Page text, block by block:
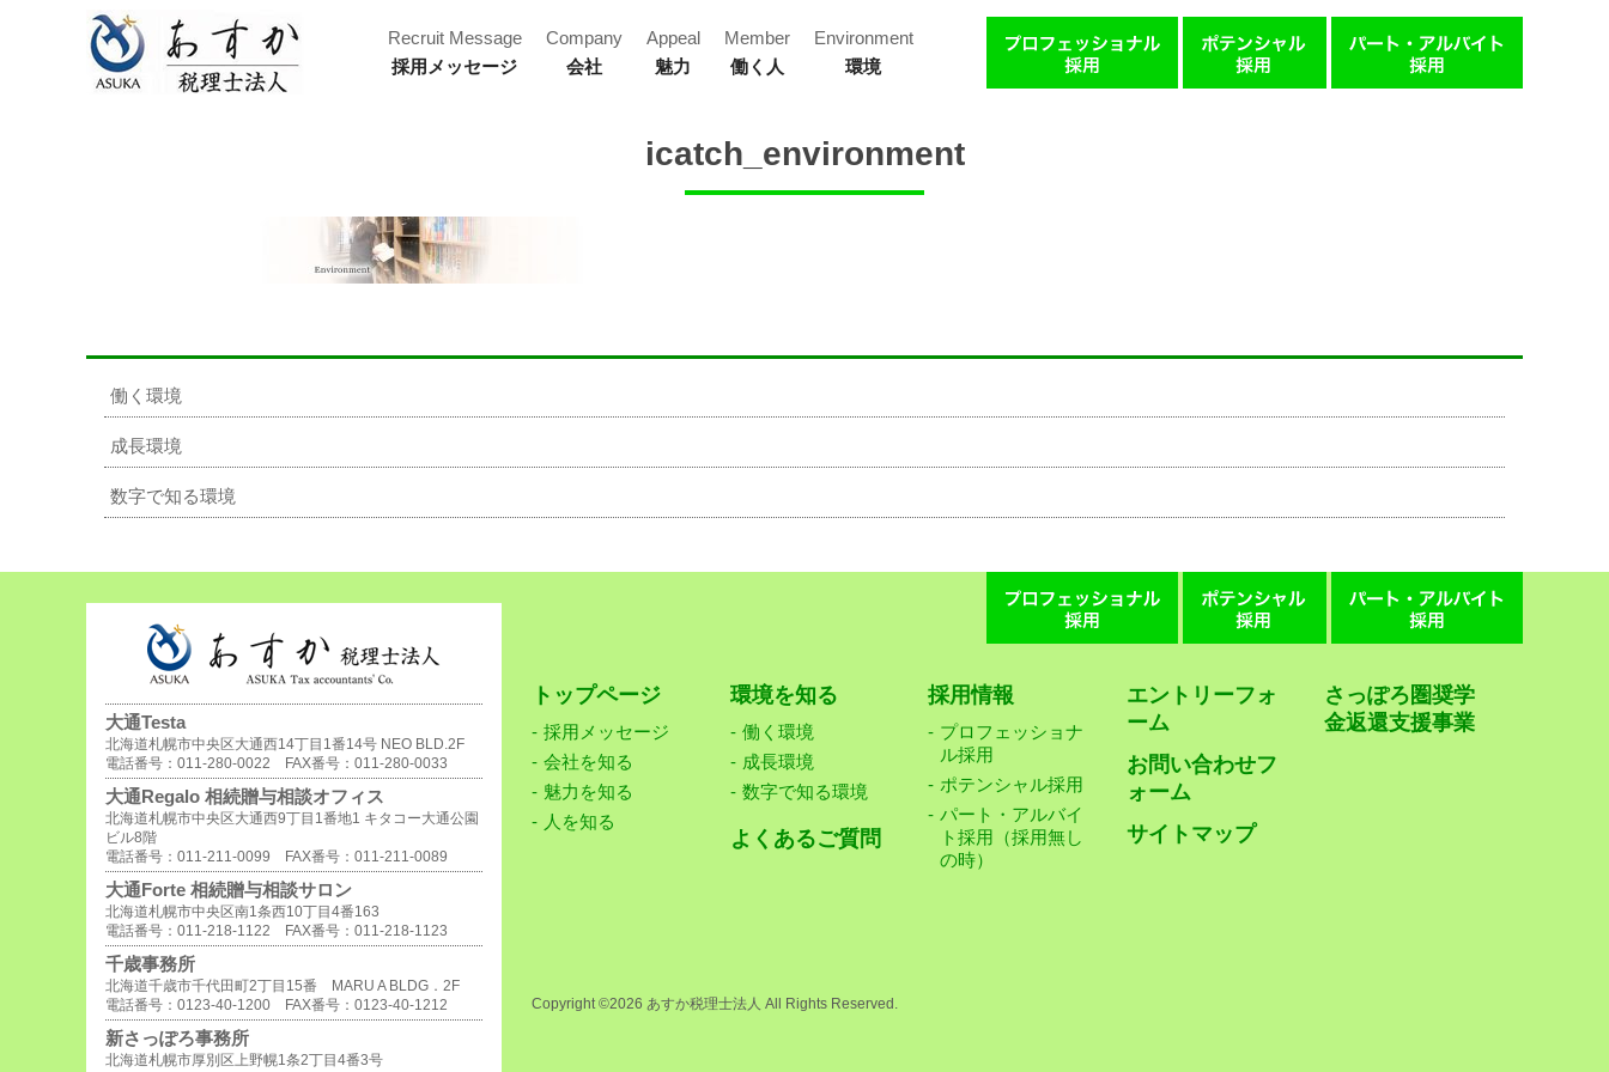
Recruit Message
採用メッセージ
Company
会社
Appeal
魅力
Member
働く人
Environment
環境
icatch_environment
働く環境
成長環境
数字で知る環境
大通Testa
北海道札幌市中央区大通西14丁目1番14号 NEO BLD.2F
電話番号：011-280-0022 FAX番号：011-280-0033
大通Regalo 相続贈与相談オフィス
北海道札幌市中央区大通西9丁目1番地1 キタコー大通公園
ビル8階
電話番号：011-211-0099 FAX番号：011-211-0089
大通Forte 相続贈与相談サロン
北海道札幌市中央区南1条西10丁目4番163
電話番号：011-218-1122 FAX番号：011-218-1123
千歳事務所
北海道千歳市千代田町2丁目15番 MARU A BLDG．2F
電話番号：0123-40-1200 FAX番号：0123-40-1212
新さっぽろ事務所
北海道札幌市厚別区上野幌1条2丁目4番3号
トップページ
採用メッセージ
会社を知る
魅力を知る
人を知る
環境を知る
働く環境
成長環境
数字で知る環境
よくあるご質問
採用情報
プロフェッショナ
ル採用
ポテンシャル採用
パート・アルバイ
ト採用（採用無し
の時）
エントリーフォ
ーム
お問い合わせフ
ォーム
サイトマップ
さっぽろ圏奨学
金返還支援事業
Copyright ©2026 あすか税理士法人 All Rights Reserved.